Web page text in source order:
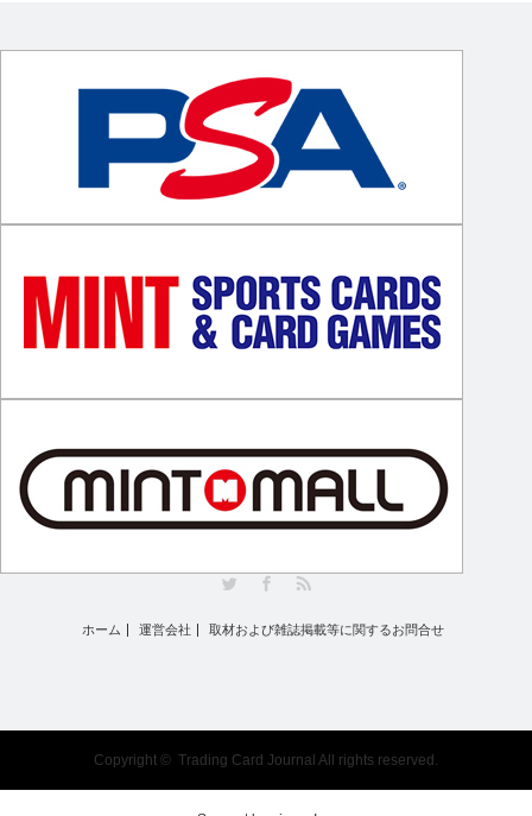
ホーム 運営会社 取材および雑誌掲載等に関するお問合せ
Copyright © Trading Card Journal All rights reserved.